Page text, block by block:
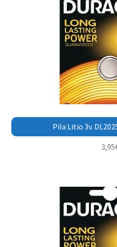
Pila Litio 3v.
3,95